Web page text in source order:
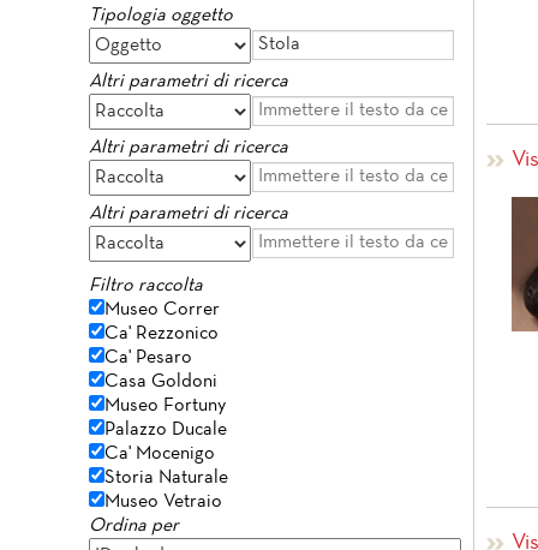
Tipologia oggetto
Altri parametri di ricerca
Altri parametri di ricerca
Altri parametri di ricerca
Filtro raccolta
Museo Correr
Ca' Rezzonico
Ca' Pesaro
Casa Goldoni
Museo Fortuny
Palazzo Ducale
Ca' Mocenigo
Storia Naturale
Museo Vetraio
Ordina per